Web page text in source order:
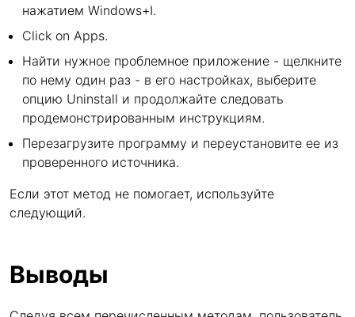
нажатием Windows+I.
Click on Apps.
Найти нужное проблемное приложение - щелкните
по нему один раз - в его настройках, выберите
опцию Uninstall и продолжайте следовать
продемонстрированным инструкциям.
Перезагрузите программу и переустановите ее из
проверенного источника.
Если этот метод не помогает, используйте
следующий.
Выводы